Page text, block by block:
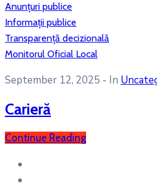
Anunțuri publice
Informații publice
Transparență decizională
Monitorul Oficial Local
September 12, 2025 - In
Carieră
Continue Reading